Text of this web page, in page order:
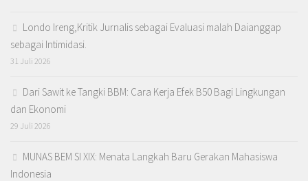
Londo Ireng,Kritik Jurnalis sebagai Evaluasi malah Daianggap
sebagai Intimidasi.
31 Juli 2026
Dari Sawit ke Tangki BBM: Cara Kerja Efek B50 Bagi Lingkungan
dan Ekonomi
29 Juli 2026
MUNAS BEM SI XIX: Menata Langkah Baru Gerakan Mahasiswa
Indonesia